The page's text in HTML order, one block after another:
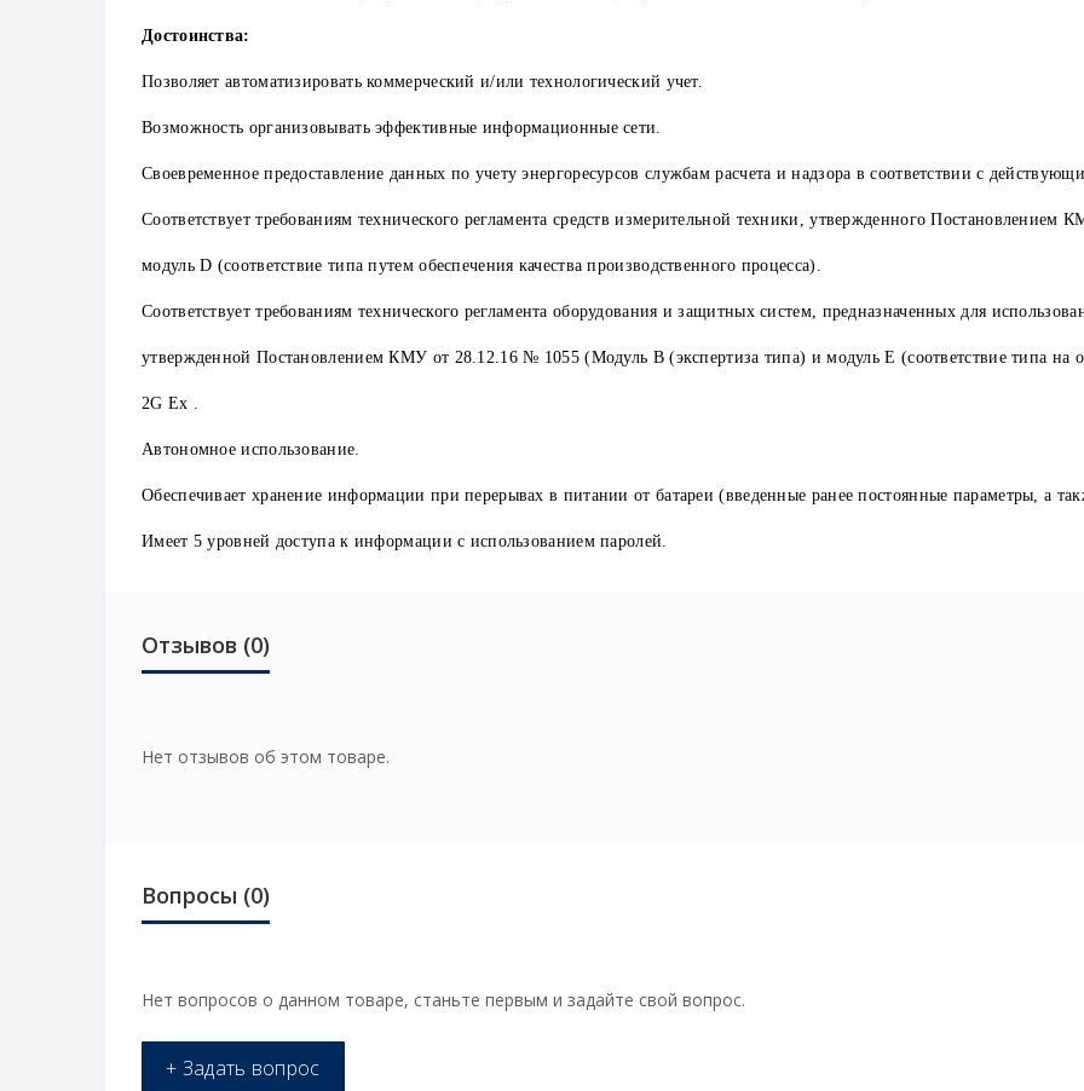
Достоинства:
Позволяет автоматизировать коммерческий и/или технологический учет.
Возможность организовывать эффективные информационные сети.
Своевременное предоставление данных по учету энергоресурсов службам расчета и надзора в соответствии с
Соответствует требованиям технического регламента средств измерительной техники, утвержденного
модуль D (соответствие типа путем обеспечения качества производственного процесса).
Соответствует требованиям технического регламента оборудования и защитных систем, предназначенных для
утвержденной Постановлением КМУ от 28.12.16 № 1055 (Модуль В (экспертиза типа) и модуль Е (соответствие типа на
2G Ex .
Автономное использование.
Обеспечивает хранение информации при перерывах в питании от батареи (введенные ранее постоянные параметры, а
Имеет 5 уровней доступа к информации с использованием паролей.
Отзывов (0)
Нет отзывов об этом товаре.
Вопросы (0)
Нет вопросов о данном товаре, станьте первым и задайте свой вопрос.
+ Задать вопрос